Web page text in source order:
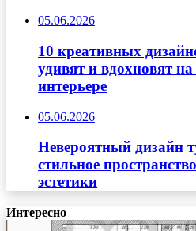
05.06.2026
10 креативных
удивят и вдохновят
интерьере
05.06.2026
Невероятный дизайн
стильное
эстетики
Интересно